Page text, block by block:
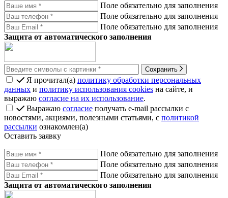
Поле обязательно для заполнения
Поле обязательно для заполнения
Поле обязательно для заполнения
Защита от автоматического заполнения
Сохранить
Я прочитал(а) политику обработки персональных
данных и политику использования cookies на сайте, и
выражаю согласие на их использование.
Выражаю согласие получать e-mail рассылки с
новостями, акциями, полезными статьями, с политикой
рассылки ознакомлен(а)
Оставить заявку
Поле обязательно для заполнения
Поле обязательно для заполнения
Поле обязательно для заполнения
Защита от автоматического заполнения